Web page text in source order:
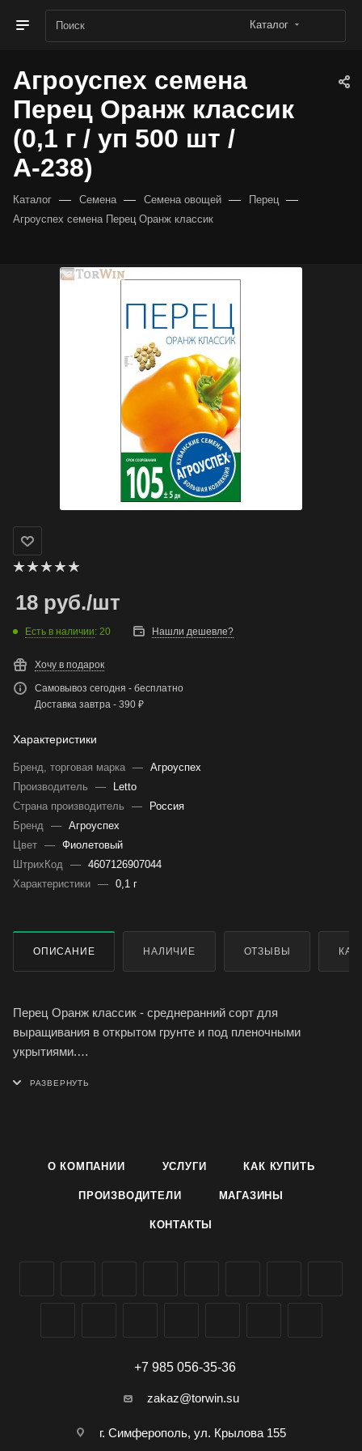
Каталог
Агроуспех семена
Перец Оранж классик
(0,1 г / уп 500 шт /
А-238)
Каталог — Семена — Семена овощей — Перец —
Агроуспех семена Перец Оранж классик
18 руб./шт
Есть в наличии: 20 Нашли дешевле?
Хочу в подарок
Самовывоз сегодня - бесплатно
Доставка завтра - 390 ₽
Характеристики
Бренд, торговая марка — Агроуспех
Производитель
—
Letto
Страна производитель
—
Россия
Бренд — Агроуспех
Цвет — Фиолетовый
ШтрихКод — 4607126907044
Характеристики — 0,1 г
ОПИСАНИЕ НАЛИЧИЕ ОТЗЫВЫ
Перец Оранж классик - среднеранний сорт для
выращивания в открытом грунте и под пленочными
укрытиями.
конусовидные, иногда призмовидные, направлены вверх.
Рекомендуется для использования в свежем виде,
(Letto) можно заказать и купить оптом в Симферополе,
О КОМПАНИИ УСЛУГИ КАК КУПИТЬ
ПРОИЗВОДИТЕЛИ МАГАЗИНЫ
КОНТАКТЫ
+7 985 056-35-36
zakaz@torwin.su
г. Симферополь, ул. Крылова 155